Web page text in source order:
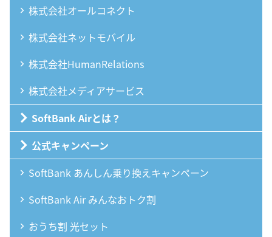
株式会社オールコネクト
株式会社ネットモバイル
株式会社HumanRelations
株式会社メディアサービス
SoftBank Airとは？
公式キャンペーン
SoftBank あんしん乗り換えキャンペーン
SoftBank Air みんなおトク割
おうち割 光セット